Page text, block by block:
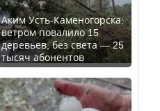
В России введены
дополнительные
ограничения для
казахстанских прав
Аким Усть-Каменогорска:
ветром повалило 15
деревьев, без света — 25
тысяч абонентов